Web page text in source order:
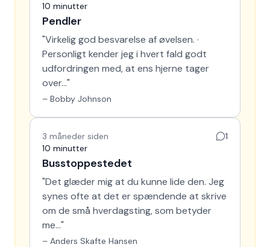
10 minutter
Pendler
"Virkelig god besvarelse af øvelsen. ·
Personligt kender jeg i hvert fald godt
udfordringen med, at ens hjerne tager
over…"
– Bobby Johnson
3 måneder siden
1
10 minutter
Busstoppestedet
"Det glæder mig at du kunne lide den. Jeg
synes ofte at det er spændende at skrive
om de små hverdagsting, som betyder
me…"
– Anders Skafte Hansen